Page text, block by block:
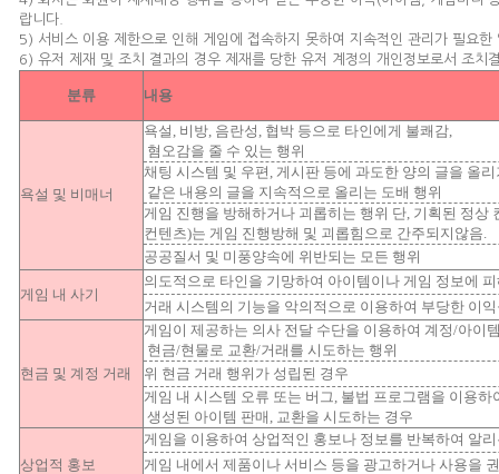
랍니다.
5) 서비스 이용 제한으로 인해 게임에 접속하지 못하여 지속적인 관리가 필요
6) 유저 제재 및 조치 결과의 경우 제재를 당한 유저 계정의 개인정보로서 조치
분류 내용
욕설 및 비매너
욕설, 비방, 음란성, 협박 등으로 타인에게 불쾌감,
혐오감을 줄 수 있는 행위
채팅 시스템 및 우편, 게시판 등에 과도한 양의 글을 올
같은 내용의 글을 지속적으로 올리는 도배 행위
게임 진행을 방해하거나 괴롭히는 행위 단, 기획된 정상
컨텐츠)는 게임 진행방해 및 괴롭힘으로 간주되지않음.
공공질서 및 미풍양속에 위반되는 모든 행위
게임 내 사기
의도적으로 타인을 기망하여 아이템이나 게임 정보에
거래 시스템의 기능을 악의적으로 이용하여 부당한 이
현금 및 계정 거래
게임이 제공하는 의사 전달 수단을 이용하여 계정/아이
현금/현물로 교환/거래를 시도하는 행위
위 현금 거래 행위가 성립된 경우
게임 내 시스템 오류 또는 버그, 불법 프로그램을 이용하
생성된 아이템 판매, 교환을 시도하는 경우
상업적 홍보
게임을 이용하여 상업적인 홍보나 정보를 반복하여 알
게임 내에서 제품이나 서비스 등을 광고하거나 사용을